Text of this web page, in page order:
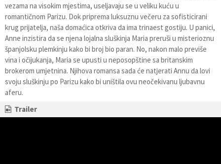
vezama na visokim mjestima, useljavaju se u veliku kuću u
romantičnom Parizu. Dok priprema luksuznu večeru za sofisticirani
krug prijatelja, naša domaćica otkriva da ima trinaest gostiju. U panici,
Anne inzistira da se njena lojalna sluškinja Maria preruši u misterioznu
španjolsku plemkinju kako bi broj bio paran. No, nakon malo previše
vina i očijukanja, Maria se upusti u neposopštine sa britanskim
brokerom umjetnina. Njihova romansa sada će natjerati Annu da lovi
svoju sluškinju po Parizu kako bi uništila ovu neočekivanu ljubavnu
aferu.
Trailer